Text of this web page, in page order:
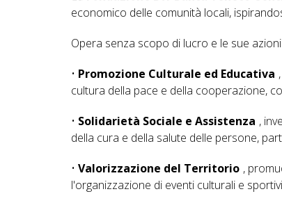
economico delle comunità locali,
Opera senza scopo di lucro e le sue
• Promozione Culturale ed Educativa
cultura della pace e della cooperazione,
• Solidarietà Sociale e Assistenza ,
della cura e della salute delle persone,
• Valorizzazione del Territorio ,
l'organizzazione di eventi culturali e